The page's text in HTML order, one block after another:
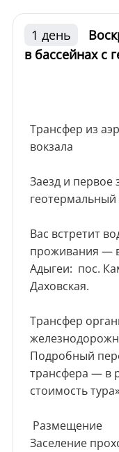
1 день
в бассейнах с
Трансфер из
вокзала
Заезд и первое
геотермальный
Вас встретит
проживания —
Адыгеи: пос.
Даховская.
Трансфер
Подробный
трансфера — в
стоимость
Размещение
Заселение